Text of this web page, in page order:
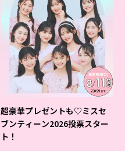
超豪華プレゼントも♡ミスセ
ブンティーン2026投票スター
ト！